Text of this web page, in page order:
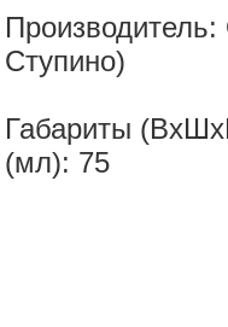
Ступино)
Габариты
(мл): 75